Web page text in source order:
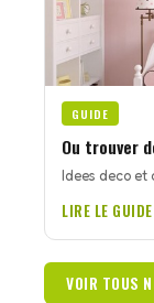
GUIDE
Ou trouver
Idees deco et
LIRE LE GUIDE
VOIR TOUS